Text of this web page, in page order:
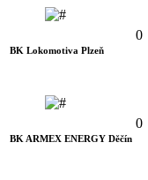
BK Lokomotiva Plzeň
0
BK ARMEX ENERGY Děčín
0